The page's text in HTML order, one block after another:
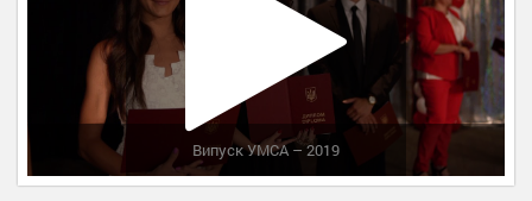
Випуск УМСА – 2019